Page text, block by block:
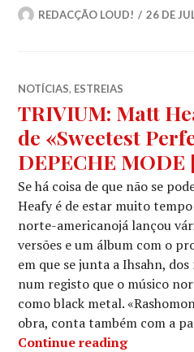
REDACÇÃO LOUD! 26 DE
NOTÍCIAS, ESTREIAS
TRIVIUM: Matt
de «Sweetest
DEPECHE
Se há coisa de que não se
Heafy é de estar muito
norte-americanojá lançou
versões e um álbum com o
em que se junta a Ihsahn, dos
num registo que o músico
como black metal.
obra, conta também com a
Continue readingTRIVIUM: